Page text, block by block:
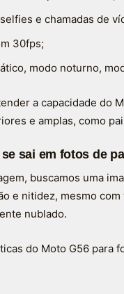
e chamadas de
30fps;
modo noturno,
a capacidade do
e amplas, como
sai em fotos de
buscamos uma
e nitidez, mesmo
nublado.
do Moto G56 para